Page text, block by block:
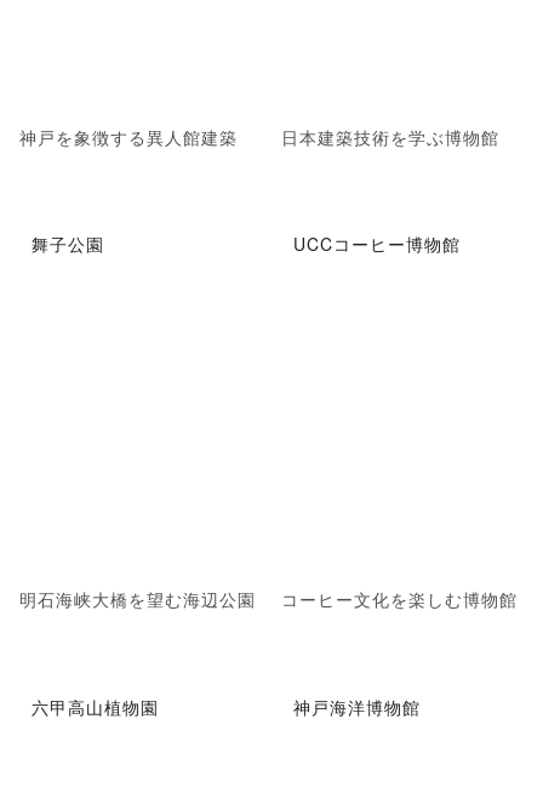
神戸を象徴する異人館建築 日本建築技術を学ぶ博物館
舞子公園
明石海峡大橋を望む海辺公園
UCCコーヒー博物館
コーヒー文化を楽しむ博物館
六甲高山植物園 神戸海洋博物館